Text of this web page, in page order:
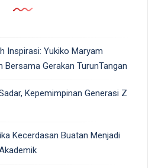
Inspirasi: Yukiko Maryam
Bersama Gerakan TurunTangan
Kepemimpinan Generasi Z
Kecerdasan Buatan Menjadi